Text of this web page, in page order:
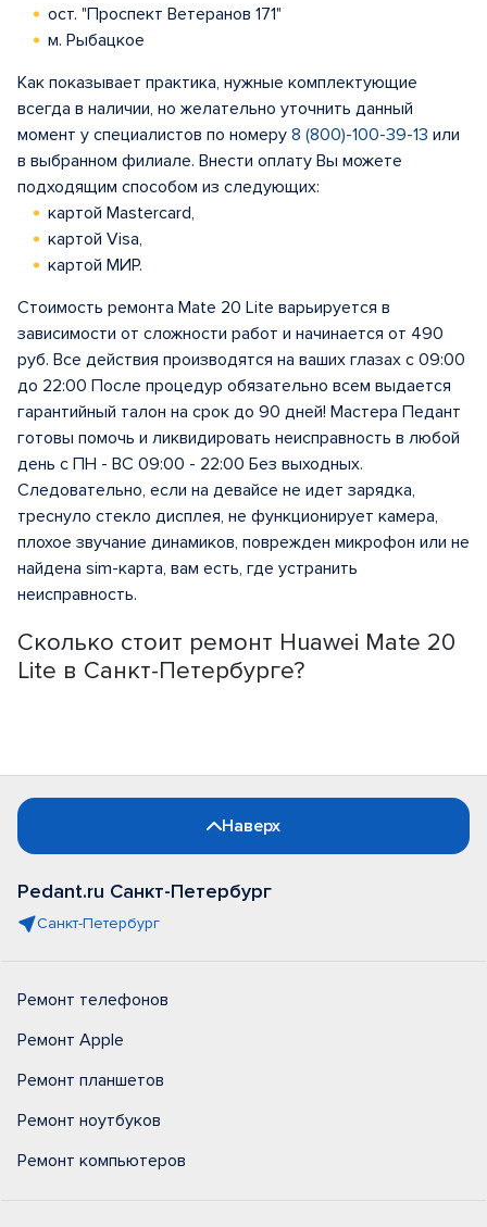
Сколько стоит ремонт Huawei Mate 20
Lite в Санкт-Петербурге?
ост. "Проспект Ветеранов 171"
м. Рыбацкое
Как показывает практика, нужные комплектующие
всегда в наличии, но желательно уточнить данный
момент у специалистов по номеру 8 (800)-100-39-13 или
в выбранном филиале. Внести оплату Вы можете
подходящим способом из следующих:
картой Mastercard,
картой Visa,
картой МИР.
Стоимость ремонта Mate 20 Lite варьируется в
зависимости от сложности работ и начинается от 490
руб. Все действия производятся на ваших глазах с 09:00
до 22:00 После процедур обязательно всем выдается
гарантийный талон на срок до 90 дней! Мастера Педант
готовы помочь и ликвидировать неисправность в любой
день с ПН - ВС 09:00 - 22:00 Без выходных.
Следовательно, если на девайсе не идет зарядка,
треснуло стекло дисплея, не функционирует камера,
плохое звучание динамиков, поврежден микрофон или не
найдена sim-карта, вам есть, где устранить
неисправность.
Наверх
Pedant.ru Санкт-Петербург
Санкт-Петербург
Ремонт телефонов
Ремонт Apple
Ремонт планшетов
Ремонт ноутбуков
Ремонт компьютеров